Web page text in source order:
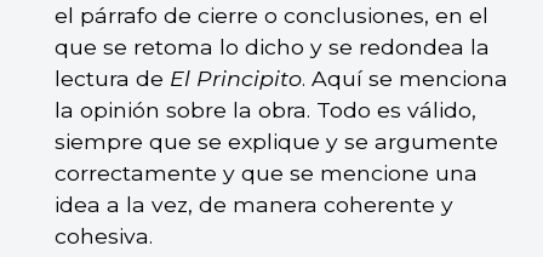
el párrafo de cierre o conclusiones, en el
que se retoma lo dicho y se redondea la
lectura de El Principito. Aquí se menciona
la opinión sobre la obra. Todo es válido,
siempre que se explique y se argumente
correctamente y que se mencione una
idea a la vez, de manera coherente y
cohesiva.